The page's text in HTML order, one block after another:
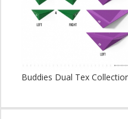
Buddies Dual Tex